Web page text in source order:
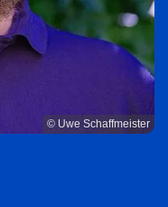
© Uwe Schaffmeister